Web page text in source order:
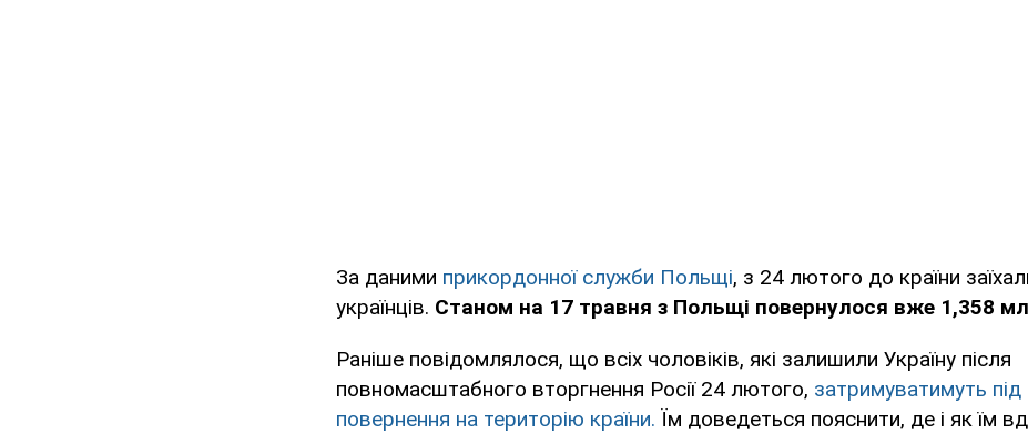
За даними прикордонної служби Польщі, з 24 лютого до країни
українців. Станом на 17 травня з Польщі повернулося вже 1,358
Раніше повідомлялося, що всіх чоловіків, які залишили Україну після
повномасштабного вторгнення Росії 24 лютого, затримуватимуть під
повернення на територію країни. Їм доведеться пояснити, де і як їм